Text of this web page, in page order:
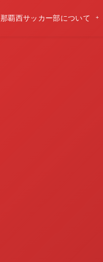
那覇西サッカー部について